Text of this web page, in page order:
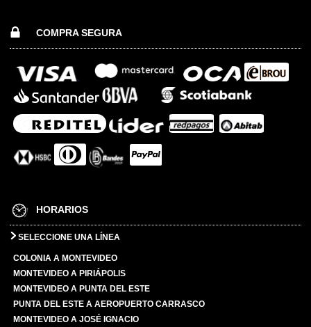
COMPRA SEGURA
HORARIOS
SELECCIONE UNA LÍNEA
COLONIA A MONTEVIDEO
MONTEVIDEO A PIRIÁPOLIS
MONTEVIDEO A PUNTA DEL ESTE
PUNTA DEL ESTE A AEROPUERTO CARRASCO
MONTEVIDEO A JOSÉ IGNACIO